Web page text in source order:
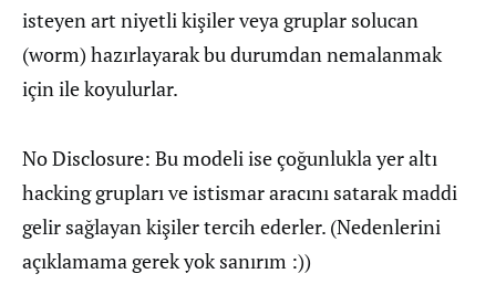
isteyen art niyetli kişiler veya gruplar solucan
(worm) hazırlayarak bu durumdan nemalanmak
için ile koyulurlar.
No Disclosure: Bu modeli ise çoğunlukla yer altı
hacking grupları ve istismar aracını satarak maddi
gelir sağlayan kişiler tercih ederler. (Nedenlerini
açıklamama gerek yok sanırım :))